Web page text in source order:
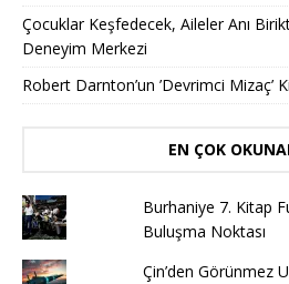
Çocuklar Keşfedecek, Aileler Anı
Deneyim Merkezi
Robert Darnton’un ’Devrimci Mizaç’
EN ÇOK
Burhaniye 7. Kitap
Buluşma Noktası
Çin’den Görünmez